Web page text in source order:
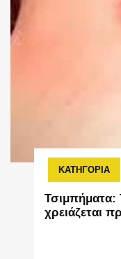
ΚΑΤΗΓΟΡΙΑ
Τσιμπήματα:
χρειάζεται